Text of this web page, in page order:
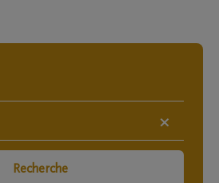
×
Recherche